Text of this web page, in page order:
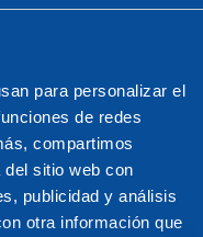
para personalizar el
de redes
compartimos
del sitio web con
publicidad y análisis
otra información que
trabajar con